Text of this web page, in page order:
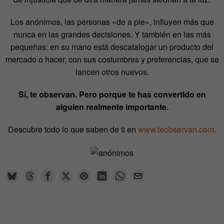
Los anónimos, las personas «de a pie», influyen más que
nunca en las grandes decisiones. Y también en las más
pequeñas: en su mano está descatalogar un producto del
mercado o hacer, con sus costumbres y preferencias, que se
lancen otros nuevos.
Sí, te observan. Pero porque te has convertido en
alguien realmente importante.
Descubre todo lo que saben de ti en www.teobservan.com.